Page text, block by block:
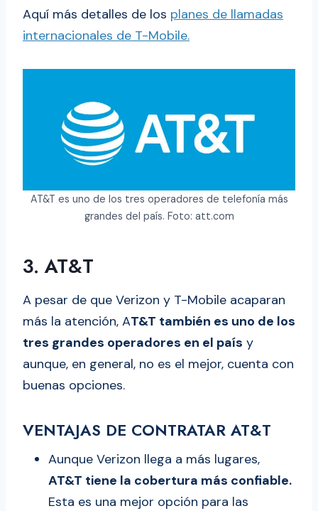
Aquí más detalles de los planes de llamadas
internacionales de T-Mobile.
AT&T es uno de los tres operadores de telefonía más
grandes del país. Foto: att.com
3. AT&T
A pesar de que Verizon y T-Mobile acaparan
más la atención, AT&T también es uno de los
tres grandes operadores en el país y
aunque, en general, no es el mejor, cuenta con
buenas opciones.
VENTAJAS DE CONTRATAR AT&T
Aunque Verizon llega a más lugares,
AT&T tiene la cobertura más confiable.
Esta es una mejor opción para las